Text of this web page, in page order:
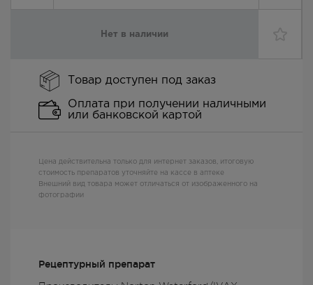
Нет в наличии
Рецептурный препарат
Товар доступен под заказ
Оплата при получении наличными
или банковской картой
Цена действительна только для интернет заказов, итоговую
стоимость препаратов уточняйте на кассе в аптеке
Внешний вид товара может отличаться от изображенного на
фотографии